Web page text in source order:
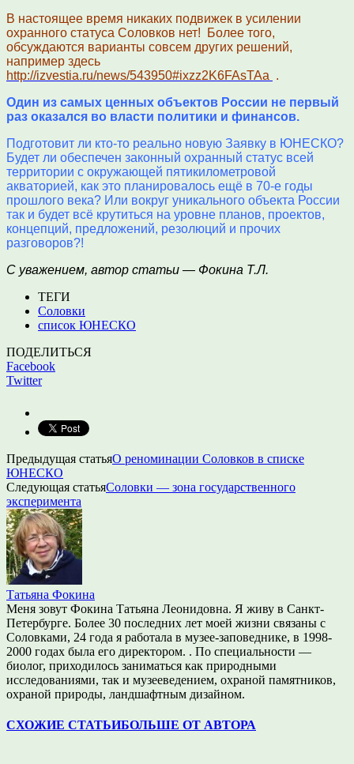
В настоящее время никаких подвижек в усилении
охранного статуса Соловков нет! Более того,
обсуждаются варианты совсем других решений,
например здесь
http://izvestia.ru/news/543950#ixzz2K6FAsTAa .
Один из самых ценных объектов России не первый
раз оказался во власти политики и финансов.
Подготовит ли кто-то реально новую Заявку в ЮНЕСКО?
Будет ли обеспечен законный охранный статус всей
территории с окружающей пятикилометровой
акваторией, как это планировалось ещё в 70-е годы
прошлого века? Или вокруг уникального объекта России
так и будет всё крутиться на уровне планов, проектов,
концепций, предложений, резолюций и прочих
разговоров?!
С уважением, автор статьи — Фокина Т.Л.
ТЕГИ
Соловки
список ЮНЕСКО
ПОДЕЛИТЬСЯ
Facebook
Twitter
Предыдущая статьяО реноминации Соловков в списке
ЮНЕСКО
Следующая статьяСоловки — зона государственного
эксперимента
Татьяна Фокина
Меня зовут Фокина Татьяна Леонидовна. Я живу в Санкт-
Петербурге. Более 30 последних лет моей жизни связаны с
Соловками, 24 года я работала в музее-заповеднике, в 1998-
2000 годах была его директором. . По специальности —
биолог, приходилось заниматься как природными
исследованиями, так и музееведением, охраной памятников,
охраной природы, ландшафтным дизайном.
СХОЖИЕ СТАТЬИБОЛЬШЕ ОТ АВТОРА